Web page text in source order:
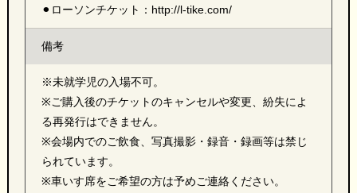
⚫︎ローソンチケット：http://l-tike.com/
備考
※未就学児の入場不可。
※ご購入後のチケットのキャンセルや変更、紛失によ
る再発行はできません。
※会場内でのご飲食、写真撮影・録音・録画等は禁じ
られています。
※車いす席をご希望の方は予めご連絡ください。